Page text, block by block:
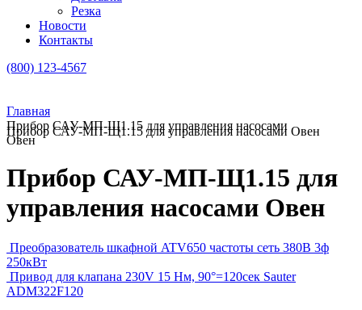
Резка
Новости
Контакты
(800) 123-4567
Главная
Прибор САУ-МП-Щ1.15 для управления насосами
Овен
Прибор САУ-МП-Щ1.15 для управления насосами Овен
Прибор САУ-МП-Щ1.15 для
управления насосами Овен
Преобразователь шкафной ATV650 частоты сеть 380В 3ф
250кВт
Привод для клапана 230V 15 Нм, 90°=120сек Sauter
ADM322F120